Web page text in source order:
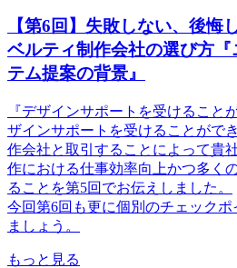
【第6回】失敗しない、後悔
ベルティ制作会社の選び方
テム提案の背景』
『デザインサポートを受けること
ザインサポートを受けることがで
作会社と取引することによって貴
作における仕事効率向上かつ多く
ることを第5回でお伝えしました。
今回第6回も更に個別のチェック
ましょう。
もっと見る